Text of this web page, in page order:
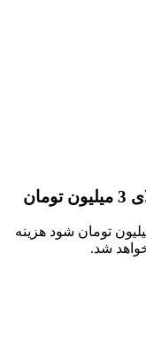
چه جمع صورت حساب شما بالای 3 میلیون تومان شود هزینه
شد.